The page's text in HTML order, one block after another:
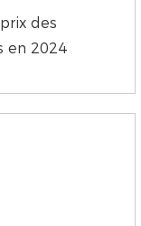
des
en 2024